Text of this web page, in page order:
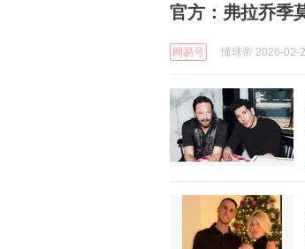
官方：弗拉乔季
网易号 懂球帝 2026-02-